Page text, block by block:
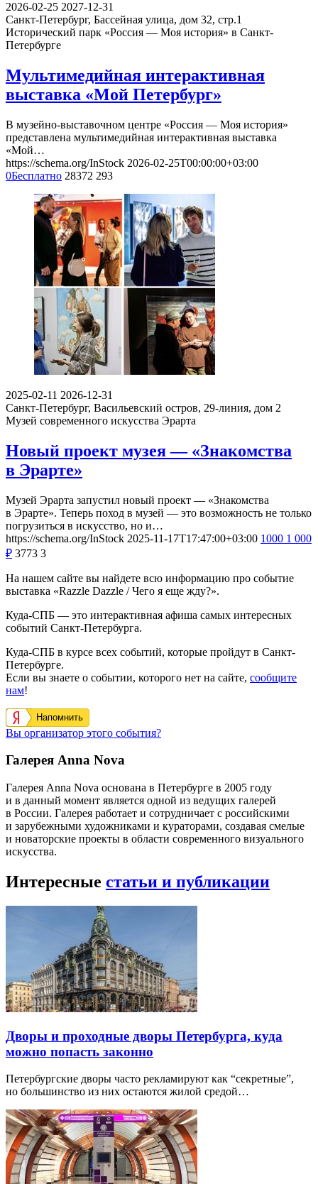
2026-02-25 2027-12-31
Санкт-Петербург, Бассейная улица, дом 32, стр.1​
Исторический парк «Россия — Моя история» в Санкт-
Петербурге
Мультимедийная интерактивная
выставка «Мой Петербург»
В музейно-выставочном центре «Россия — Моя история»
представлена мультимедийная интерактивная выставка
«Мой…
https://schema.org/InStock 2026-02-25T00:00:00+03:00
0Бесплатно 28372 293
2025-02-11 2026-12-31
Санкт-Петербург, Васильевский остров, 29-линия, дом 2
Музей современного искусства Эрарта
Новый проект музея — «Знакомства
в Эрарте»
Музей Эрарта запустил новый проект — «Знакомства
в Эрарте». Теперь поход в музей — это возможность не только
погрузиться в искусство, но и…
https://schema.org/InStock 2025-11-17T17:47:00+03:00 1000 1 000
₽ 3773 3
На нашем сайте вы найдете всю информацию про событие
выставка «Razzle Dazzle / Чего я еще жду?».
Куда-СПБ — это интерактивная афиша самых интересных
событий Санкт-Петербурга.
Куда-СПБ в курсе всех событий, которые пройдут в Санкт-
Петербурге.
Если вы знаете о событии, которого нет на сайте, сообщите
нам!
Напомнить
Вы организатор этого события?
Галерея Anna Nova
Галерея Anna Nova основана в Петербурге в 2005 году
и в данный момент является одной из ведущих галерей
в России. Галерея работает и сотрудничает с российскими
и зарубежными художниками и кураторами, создавая смелые
и новаторские проекты в области современного визуального
искусства.
Интересные статьи и публикации
Дворы и проходные дворы Петербурга, куда
можно попасть законно
Петербургские дворы часто рекламируют как “секретные”,
но большинство из них остаются жилой средой…